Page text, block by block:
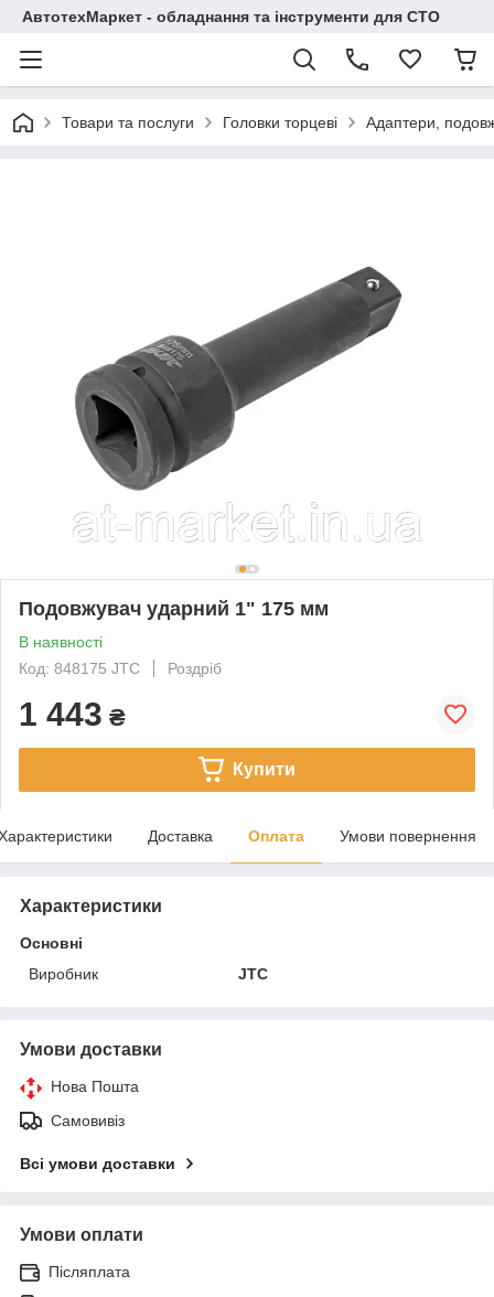
АвтотехМаркет - обладнання та інструменти для СТО
Товари та послуги Головки торцеві Адаптери,
Подовжувач ударний 1" 175 мм
В наявності
Код: 848175 JTC
Роздріб
1 443 ₴
Купити
Доставка Оплата Умови повернення
Характеристики
Основні
Виробник
JTC
Умови доставки
Нова Пошта
Самовивіз
Всі умови доставки
Умови оплати
Післяплата